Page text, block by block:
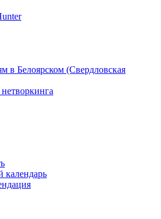
в Белоярском (Свердловская
календарь